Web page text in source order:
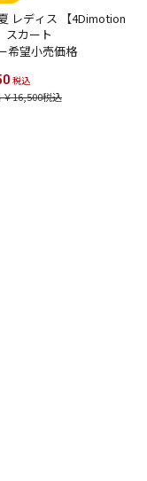
レディス 【4Dimotion
スカート
希望小売価格
￥16,500